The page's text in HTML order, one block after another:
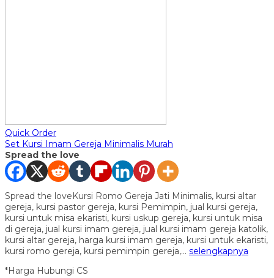
Quick Order
Set Kursi Imam Gereja Minimalis Murah
Spread the love
Spread the loveKursi Romo Gereja Jati Minimalis, kursi altar
gereja, kursi pastor gereja, kursi Pemimpin, jual kursi gereja,
kursi untuk misa ekaristi, kursi uskup gereja, kursi untuk misa
di gereja, jual kursi imam gereja, jual kursi imam gereja katolik,
kursi altar gereja, harga kursi imam gereja, kursi untuk ekaristi,
kursi romo gereja, kursi pemimpin gereja,… selengkapnya
*Harga Hubungi CS